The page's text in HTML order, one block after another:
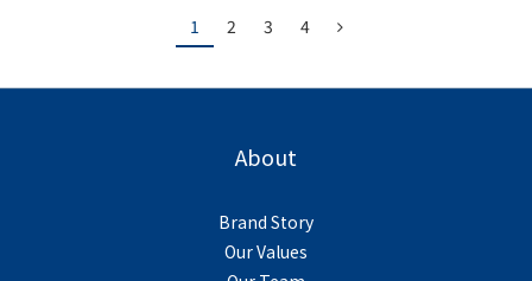
1 2 3 4
About
Brand Story
Our Values